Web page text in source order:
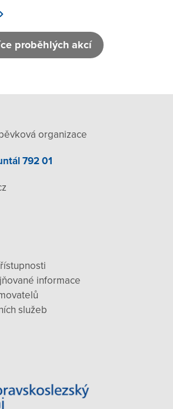
proběhlých akcí
organizace
792 01
informace
služeb